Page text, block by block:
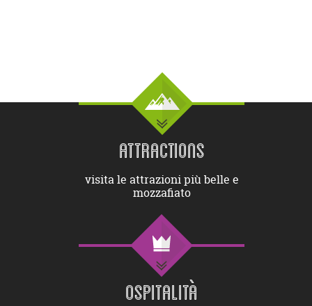
ATTRACTIONS
visita le attrazioni più belle e
mozzafiato
OSPITALITÀ